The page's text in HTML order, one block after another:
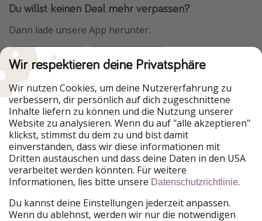
Du willst keinen Deal mehr verpassen?
Dann lade unsere App herunter.
Urlaubspiraten ist Teil der HolidayPirates Group
Unsere Märkte
PiratinViaggio
HolidayPirates
VakantiePiraten
WakacyjniPiraci
VoyagesPirates
Ferienpiraten
Urlaubspiraten
ViajerosPiratas
TravelPirates
HolidayPirates Group
Wir respektieren deine Privatsphäre
Wir nutzen Cookies, um deine Nutzererfahrung zu
verbessern, dir persönlich auf dich zugeschnittene
Inhalte liefern zu können und die Nutzung unserer
Website zu analysieren. Wenn du auf "alle akzeptieren"
klickst, stimmst du dem zu und bist damit
einverstanden, dass wir diese informationen mit
Dritten austauschen und dass deine Daten in den USA
verarbeitet werden könnten. Für weitere
Informationen, lies bitte unsere Datenschutzrichtlinie.
Du kannst deine Einstellungen jederzeit anpassen.
Wenn du ablehnst, werden wir nur die notwendigen